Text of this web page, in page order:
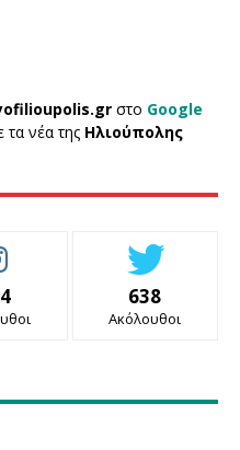
στο Google
τα νέα της Ηλιούπολης
638
Ακόλουθοι